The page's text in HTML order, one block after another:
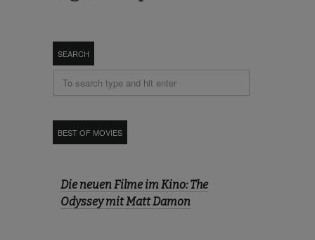
SEARCH
BEST OF MOVIES
Die neuen Filme im Kino: The
Odyssey mit Matt Damon